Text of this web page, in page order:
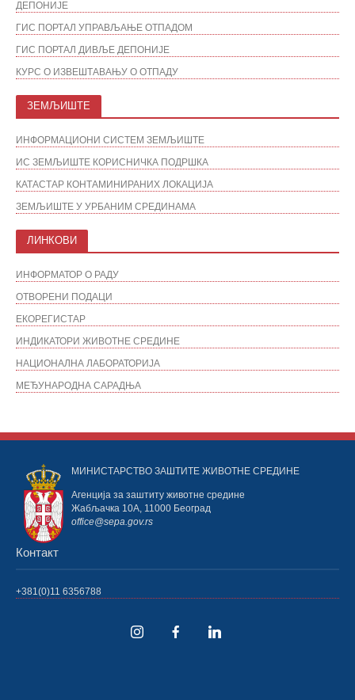
ДЕПОНИЈЕ
ГИС ПОРТАЛ УПРАВЉАЊЕ ОТПАДОМ
ГИС ПОРТАЛ ДИВЉЕ ДЕПОНИЈЕ
КУРС О ИЗВЕШТАВАЊУ О ОТПАДУ
ЗЕМЉИШТЕ
ИНФОРМАЦИОНИ СИСТЕМ ЗЕМЉИШТЕ
ИС ЗЕМЉИШТЕ КОРИСНИЧКА ПОДРШКА
КАТАСТАР КОНТАМИНИРАНИХ ЛОКАЦИЈА
ЗЕМЉИШТЕ У УРБАНИМ СРЕДИНАМА
ЛИНКОВИ
ИНФОРМАТОР О РАДУ
ОТВОРЕНИ ПОДАЦИ
ЕКОРЕГИСТАР
ИНДИКАТОРИ ЖИВОТНЕ СРЕДИНЕ
НАЦИОНАЛНА ЛАБОРАТОРИЈА
МЕЂУНАРОДНА САРАДЊА
МИНИСТАРСТВО ЗАШТИТЕ ЖИВОТНЕ СРЕДИНЕ
Агенција за заштиту животне средине
Жабљачка 10А, 11000 Београд
office@sepa.gov.rs
Контакт
+381(0)11 6356788